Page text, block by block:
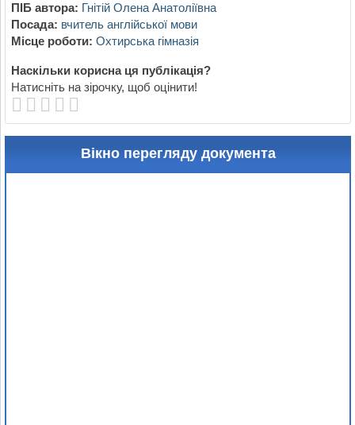
ПІБ автора: Гнітій Олена Анатоліївна
Посада: вчитель англійської мови
Місце роботи: Охтирська гімназія
Наскільки корисна ця публікація?
Натисніть на зірочку, щоб оцінити!
Вікно перегляду документа